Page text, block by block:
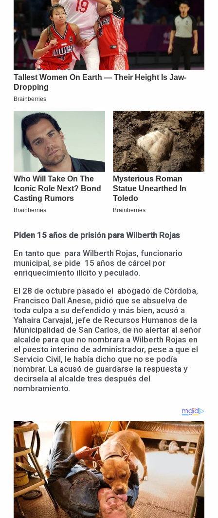
Piden 15 años de prisión para Wilberth Rojas
En tanto que para Wilberth Rojas, funcionario
municipal, se pide 15 años de cárcel por
enriquecimiento ilícito y peculado.
El 28 de octubre pasado el abogado de Córdoba,
Francisco Dall Anese, pidió que se absuelva de
toda culpa a su defendido y más bien, acusó a
Yahaira Carvajal, jefe de Recursos Humanos de la
Municipalidad de San Carlos, de no alertar al señor
alcalde para que no nombrara a Wilberth Rojas en
el puesto interino de administrador, pese a que el
Servicio Civil, le había dicho que no se podía
nombrar. La acusó de guardarse la respuesta y
decirsela al alcalde tres después del
nombramiento.